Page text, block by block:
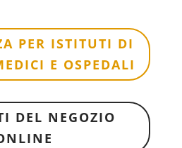
PER ISTI­TUTI DI
E OSPE­DALI
DEL NEGO­ZIO